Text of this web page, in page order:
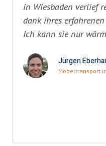
in Wiesbaden verlief
dank ihres
Ich kann sie nur
Jürgen
Möbeltransport